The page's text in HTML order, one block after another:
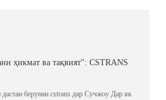
ҳикмат ва тақвият": CSTRANS
берунаи cstrans дар Сучжоу Дар як